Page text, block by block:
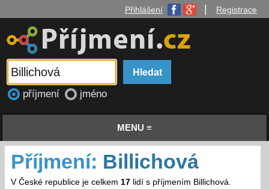
Přihlášení Registrace
příjmení jméno
MENU ≡
Příjmení: Billichová
V České republice je celkem 17lidí s příjmením Billichová.